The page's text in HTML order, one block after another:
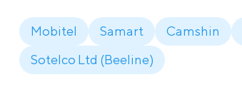
Mobitel Samart Camshin
Sotelco Ltd (Beeline)